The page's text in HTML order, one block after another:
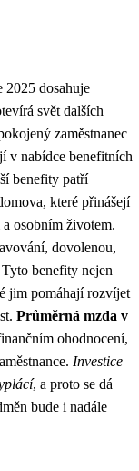
2025 dosahuje
svět dalších
zaměstnanec
v nabídce benefitních
benefity patří
které přinášejí
osobním životem.
dovolenou,
benefity nejen
jim pomáhají rozvíjet
Průměrná mzda v
ohodnocení,
Investice
, a proto se dá
bude i nadále